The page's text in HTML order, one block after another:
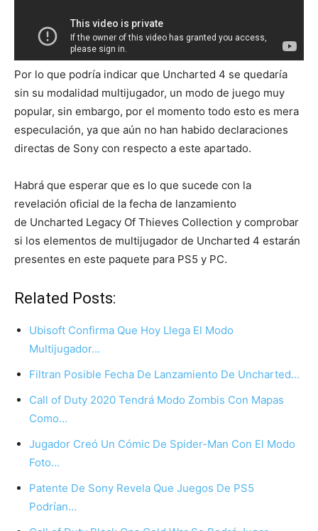
Por lo que podría indicar que Uncharted 4 se quedaría
sin su modalidad multijugador, un modo de juego muy
popular, sin embargo, por el momento todo esto es mera
especulación, ya que aún no han habido declaraciones
directas de Sony con respecto a este apartado.
Habrá que esperar que es lo que sucede con la
revelación oficial de la fecha de lanzamiento
de Uncharted Legacy Of Thieves Collection y comprobar
si los elementos de multijugador de Uncharted 4 estarán
presentes en este paquete para PS5 y PC.
Related Posts:
Ubisoft Confirma Que Hoy Llega El Modo
Multijugador…
Filtran Posible Fecha De Lanzamiento De Uncharted…
Call of Duty 2020 Tendrá Modo Zombis Con Mapas
Como…
Jugador Creó Un Cómic De Spider-Man Con El Modo
Foto…
Patente De Sony Revela Que Juegos De PS5
Podrían…